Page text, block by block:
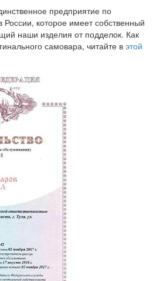
предприятие по
России, которое имеет собственный
наши изделия от подделок. Как
самовара, читайте в этой